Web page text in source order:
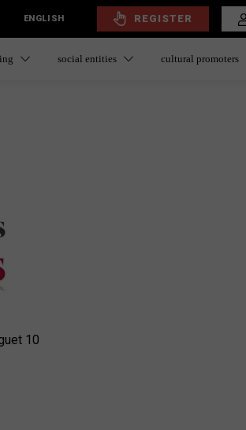
ENGLISH REGISTER
social entities cultural promoters
10